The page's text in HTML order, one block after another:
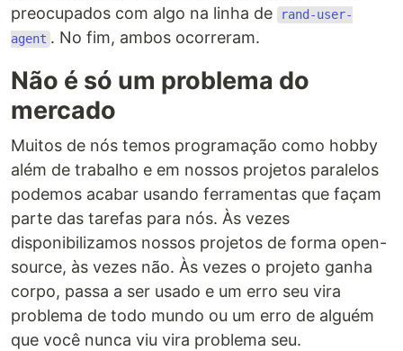
preocupados com algo na linha de
rand-user-
agent . No fim, ambos ocorreram.
Não é só um problema do
mercado
Muitos de nós temos programação como hobby
além de trabalho e em nossos projetos paralelos
podemos acabar usando ferramentas que façam
parte das tarefas para nós. Às vezes
disponibilizamos nossos projetos de forma open-
source, às vezes não. Às vezes o projeto ganha
corpo, passa a ser usado e um erro seu vira
problema de todo mundo ou um erro de alguém
que você nunca viu vira problema seu.